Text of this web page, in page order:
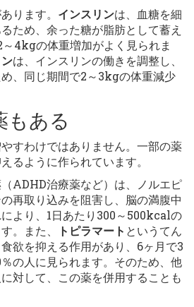
ります。 インスリンは、血糖を細
ため、余った糖が脂肪として蓄え
4kgの体重増加がよく見られま
は、インスリンの働きを調整し、
、同じ期間で2～3kgの体重減少
もある
すわけではありません。一部の薬
るように作られています。
ADHD治療薬など）は、ノルエピ
再取り込みを阻害し、脳の満腹中
より、1日あたり300～500kcalの
。また、
トピラマート というてん
欲を抑える作用があり、6ヶ月で3
の人に見られます。そのため、他
対して、この薬を併用することも